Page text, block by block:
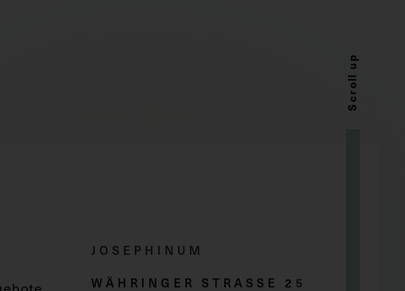
Scroll up
JOSEPHINUM
WÄHRINGER STRASSE 2 5